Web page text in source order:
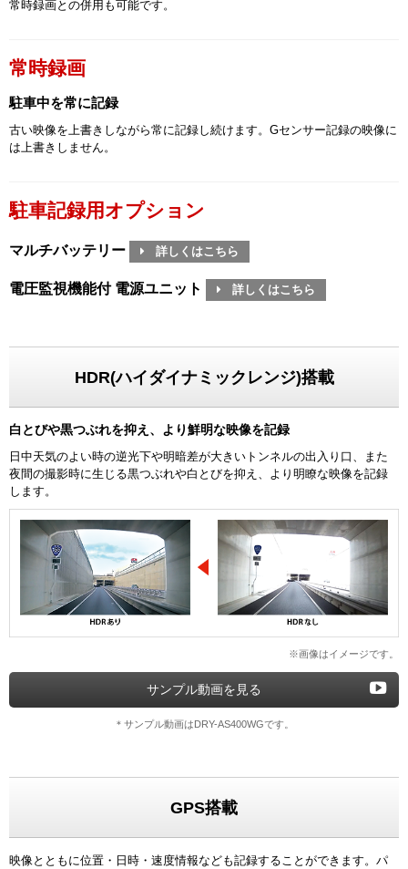
常時録画との併用も可能です。
常時録画
駐車中を常に記録
古い映像を上書きしながら常に記録し続けます。Gセンサー記録の映像に
は上書きしません。
駐車記録用オプション
マルチバッテリー 詳しくはこちら
電圧監視機能付 電源ユニット 詳しくはこちら
HDR(ハイダイナミックレンジ)搭載
白とびや黒つぶれを抑え、より鮮明な映像を記録
日中天気のよい時の逆光下や明暗差が大きいトンネルの出入り口、また
夜間の撮影時に生じる黒つぶれや白とびを抑え、より明瞭な映像を記録
します。
※画像はイメージです。
サンプル動画を見る
＊サンプル動画はDRY-AS400WGです。
GPS搭載
映像とともに位置・日時・速度情報なども記録することができます。パ